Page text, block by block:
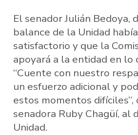
El senador Julián Bedoya,
balance de la Unidad
satisfactorio y que la
apoyará a la entidad en lo
“Cuente con nuestro
un esfuerzo adicional y
estos momentos difíciles”,
senadora Ruby Chagüí, al
Unidad.